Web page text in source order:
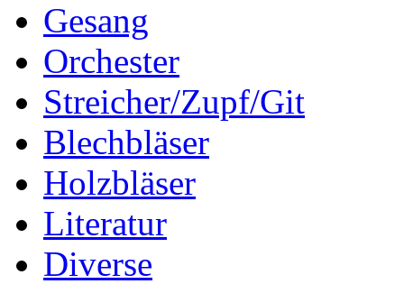
Gesang
Orchester
Streicher/Zupf/Git
Blechbläser
Holzbläser
Literatur
Diverse